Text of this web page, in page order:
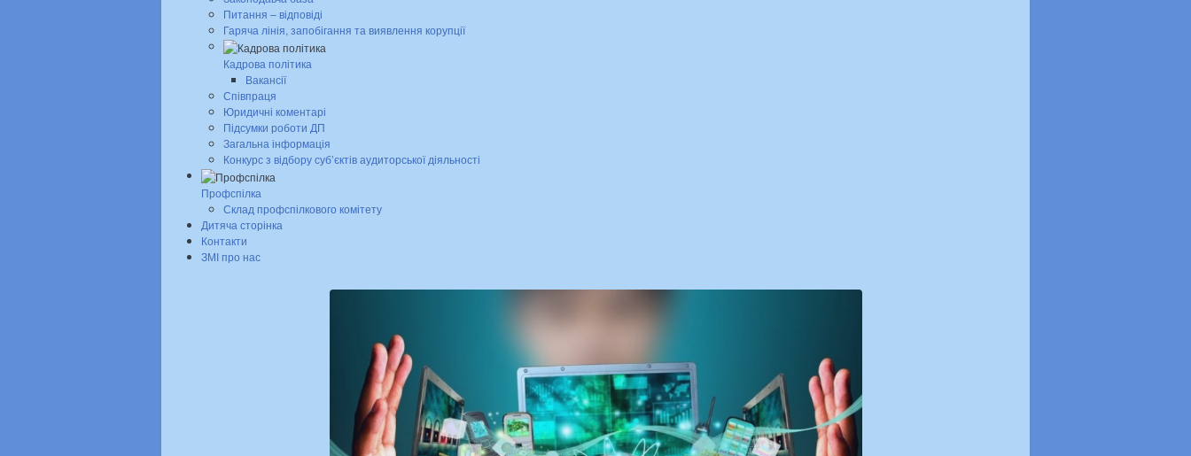
Питання – відповіді
Гаряча лінія, запобігання та виявлення корупції
Кадрова політика
Вакансії
Співпраця
Юридичні коментарі
Підсумки роботи ДП
Загальна інформація
Конкурс з відбору суб’єктів аудиторської діяльності
Профспілка
Склад профспілкового комітету
Дитяча сторінка
Контакти
ЗМІ про нас